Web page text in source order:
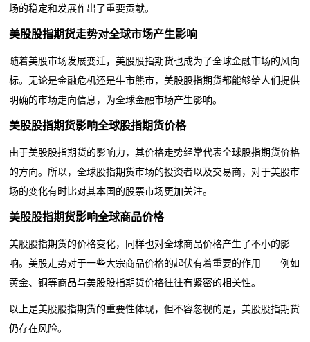
场的稳定和发展作出了重要贡献。
美股股指期货走势对全球市场产生影响
随着美股市场发展变迁，美股股指期货也成为了全球金融市场的风向
标。无论是金融危机还是牛市熊市，美股股指期货都能够给人们提供
明确的市场走向信息，为全球金融市场产生影响。
美股股指期货影响全球股指期货价格
由于美股股指期货的影响力，其价格走势经常代表全球股指期货价格
的方向。所以，全球股指期货市场的投资者以及交易商，对于美股市
场的变化有时比对其本国的股票市场更加关注。
美股股指期货影响全球商品价格
美股股指期货的价格变化，同样也对全球商品价格产生了不小的影
响。美股走势对于一些大宗商品价格的起伏有着重要的作用——例如
黄金、铜等商品与美股股指期货价格往往有紧密的相关性。
以上是美股股指期货的重要性体现，但不容忽视的是，美股股指期货
仍存在风险。